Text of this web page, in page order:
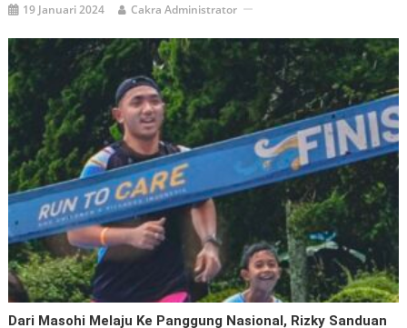
19 Januari 2024 Cakra Administrator
Dari Masohi Melaju Ke Panggung Nasional, Rizky Sanduan